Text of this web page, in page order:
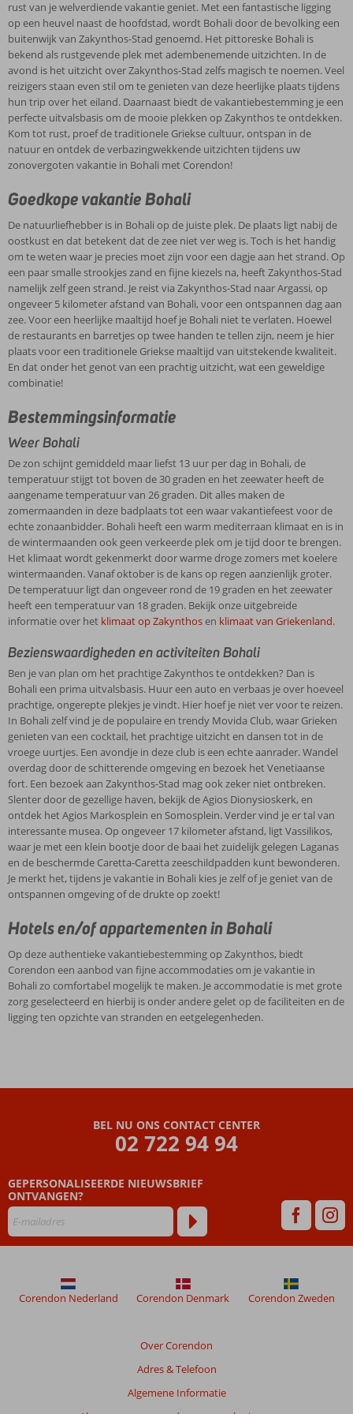
bootje door de baai het zuidelijk gelegen Laganas en de beschermde
Caretta-Caretta zeeschildpadden kunt bewonderen. Je merkt het,
tijdens je vakantie in Bohali kies je zelf of je geniet van de
ontspannen omgeving of de drukte op zoekt!
rust van je welverdiende vakantie geniet. Met een fantastische ligging
op een heuvel naast de hoofdstad, wordt Bohali door de bevolking een
buitenwijk van Zakynthos-Stad genoemd. Het pittoreske Bohali is
bekend als rustgevende plek met adembenemende uitzichten. In de
avond is het uitzicht over Zakynthos-Stad zelfs magisch te noemen. Veel
reizigers staan even stil om te genieten van deze heerlijke plaats tijdens
hun trip over het eiland. Daarnaast biedt de vakantiebestemming je een
perfecte uitvalsbasis om de mooie plekken op Zakynthos te ontdekken.
Kom tot rust, proef de traditionele Griekse cultuur, ontspan in de
natuur en ontdek de verbazingwekkende uitzichten tijdens uw
zonovergoten vakantie in Bohali met Corendon!
Goedkope vakantie Bohali
De natuurliefhebber is in Bohali op de juiste plek. De plaats ligt nabij de
oostkust en dat betekent dat de zee niet ver weg is. Toch is het handig
om te weten waar je precies moet zijn voor een dagje aan het strand. Op
een paar smalle strookjes zand en fijne kiezels na, heeft Zakynthos-Stad
namelijk zelf geen strand. Je reist via Zakynthos-Stad naar Argassi, op
ongeveer 5 kilometer afstand van Bohali, voor een ontspannen dag aan
zee. Voor een heerlijke maaltijd hoef je Bohali niet te verlaten. Hoewel
de restaurants en barretjes op twee handen te tellen zijn, neem je hier
plaats voor een traditionele Griekse maaltijd van uitstekende kwaliteit.
En dat onder het genot van een prachtig uitzicht, wat een geweldige
combinatie!
Bestemmingsinformatie
Weer Bohali
De zon schijnt gemiddeld maar liefst 13 uur per dag in Bohali, de
temperatuur stijgt tot boven de 30 graden en het zeewater heeft de
aangename temperatuur van 26 graden. Dit alles maken de
zomermaanden in deze badplaats tot een waar vakantiefeest voor de
echte zonaanbidder. Bohali heeft een warm mediterraan klimaat en is in
de wintermaanden ook geen verkeerde plek om je tijd door te brengen.
Het klimaat wordt gekenmerkt door warme droge zomers met koelere
wintermaanden. Vanaf oktober is de kans op regen aanzienlijk groter.
De temperatuur ligt dan ongeveer rond de 19 graden en het zeewater
heeft een temperatuur van 18 graden. Bekijk onze uitgebreide
informatie over het klimaat op Zakynthosen klimaat van Griekenland.
Bezienswaardigheden en activiteiten Bohali
Ben je van plan om het prachtige Zakynthos te ontdekken? Dan is
Bohali een prima uitvalsbasis. Huur een auto en verbaas je over hoeveel
prachtige, ongerepte plekjes je vindt. Hier hoef je niet ver voor te reizen.
In Bohali zelf vind je de populaire en trendy Movida Club, waar Grieken
genieten van een cocktail, het prachtige uitzicht en dansen tot in de
vroege uurtjes. Een avondje in deze club is een echte aanrader. Wandel
overdag door de schitterende omgeving en bezoek het Venetiaanse
fort. Een bezoek aan Zakynthos-Stad mag ook zeker niet ontbreken.
Slenter door de gezellige haven, bekijk de Agios Dionysioskerk, en
ontdek het Agios Markosplein en Somosplein. Verder vind je er tal van
interessante musea. Op ongeveer 17 kilometer afstand, ligt Vassilikos,
waar je met een klein bootje door de baai het zuidelijk gelegen Laganas
en de beschermde Caretta-Caretta zeeschildpadden kunt bewonderen.
Je merkt het, tijdens je vakantie in Bohali kies je zelf of je geniet van de
ontspannen omgeving of de drukte op zoekt!
Hotels en/of appartementen in Bohali
Op deze authentieke vakantiebestemming op Zakynthos, biedt
Corendon een aanbod van fijne accommodaties om je vakantie in
Bohali zo comfortabel mogelijk te maken. Je accommodatie is met grote
zorg geselecteerd en hierbij is onder andere gelet op de faciliteiten en de
ligging ten opzichte van stranden en eetgelegenheden.
BEL NU ONS CONTACT CENTER
02 722 94 94
GEPERSONALISEERDE NIEUWSBRIEF
ONTVANGEN?
Over Corendon
Adres & Telefoon
Algemene Informatie
Corendon Nederland Corendon Denmark Corendon Zweden